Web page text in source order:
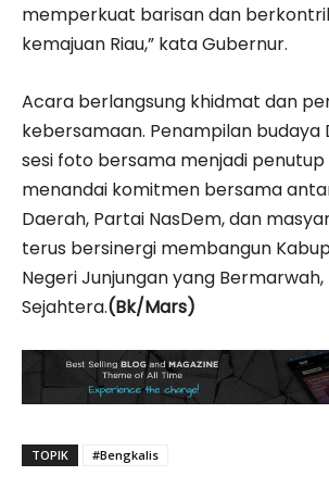
memperkuat barisan dan
kemajuan Riau,” kata Gubernur.
Acara berlangsung khidmat dan
kebersamaan. Penampilan budaya
sesi foto bersama menjadi
menandai komitmen bersama
Daerah, Partai NasDem, dan
terus bersinergi membangun
Negeri Junjungan yang Bermarwah,
Sejahtera.(Bk/Mars)
TOPIK #Bengkalis